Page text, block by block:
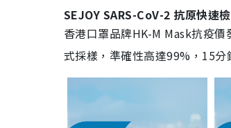
SEJOY SARS-CoV-2 抗原快速
香港口罩品牌HK-M Mask抗疫
式採樣，準確性高達99%，15